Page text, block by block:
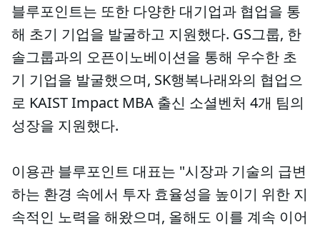
블루포인트는 또한 다양한 대기업과 협업을 통
해 초기 기업을 발굴하고 지원했다. GS그룹, 한
솔그룹과의 오픈이노베이션을 통해 우수한 초
기 기업을 발굴했으며, SK행복나래와의 협업으
로 KAIST Impact MBA 출신 소셜벤처 4개 팀의
성장을 지원했다.
이용관 블루포인트 대표는 "시장과 기술의 급변
하는 환경 속에서 투자 효율성을 높이기 위한 지
속적인 노력을 해왔으며, 올해도 이를 계속 이어